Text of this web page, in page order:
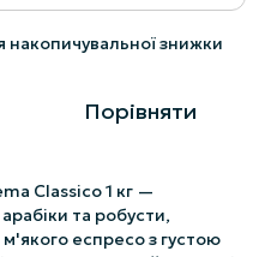
знижки
Порівняти
Classico 1 кг —
та робусти,
еспресо з густою